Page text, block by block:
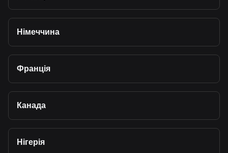
Німеччина
Франція
Канада
Нігерія